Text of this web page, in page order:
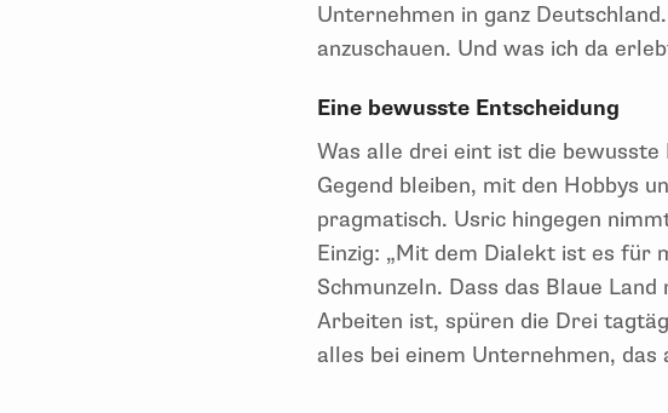
Unternehmen in ganz
anzuschauen. Und was ich da
Eine bewusste Entscheidung
Was alle drei eint ist die bewusste
Gegend bleiben, mit den Hobbys
pragmatisch. Usric hingegen
Einzig: „Mit dem Dialekt ist es für
Schmunzeln. Dass das Blaue
Arbeiten ist, spüren die Drei
alles bei einem Unternehmen,